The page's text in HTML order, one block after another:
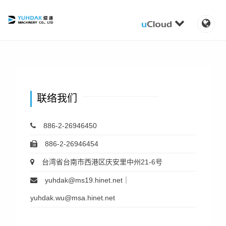
联络我们
886-2-26946450
886-2-26946454
台湾省台南市西港区庆安里中州21-6号
yuhdak@ms19.hinet.net｜
yuhdak.wu@msa.hinet.net